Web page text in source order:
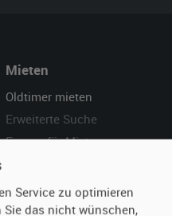
Mieten
Oldtimer mieten
Erweiterte Suche
Fragen für Mieter
Hilfe
Service zu optimieren
das nicht wünschen,